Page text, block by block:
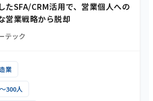
たSFA/CRM活用で、営業個人への
営業戦略から脱却
テック
業
300人